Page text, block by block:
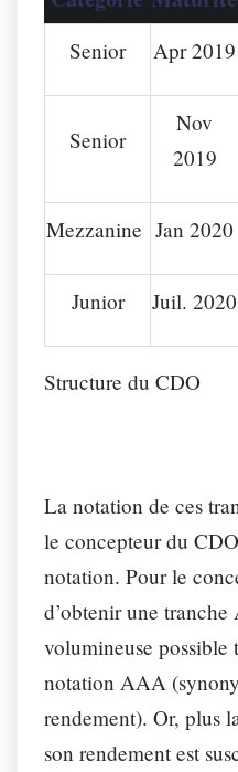
Structure du CDO
Senior Apr 2019
Senior
Nov
2019
Mezzanine Jan 2020
Junior Juil. 2020
La notation de ces
le concepteur du
notation. Pour le
d’obtenir une
volumineuse possible
notation AAA
rendement). Or, plus
son rendement est